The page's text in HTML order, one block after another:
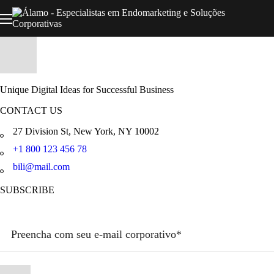
Unique Digital Ideas for Successful Business
CONTACT US
27 Division St, New York, NY 10002
+1 800 123 456 78
bili@mail.com
SUBSCRIBE